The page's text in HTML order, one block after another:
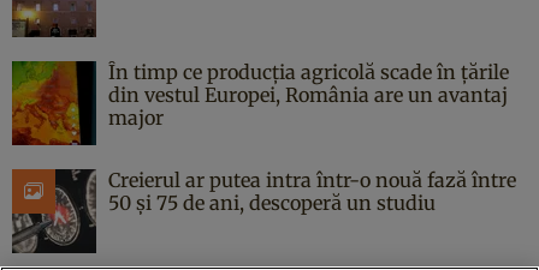
În timp ce producția agricolă scade în țările
din vestul Europei, România are un avantaj
major
Creierul ar putea intra într-o nouă fază între
50 și 75 de ani, descoperă un studiu